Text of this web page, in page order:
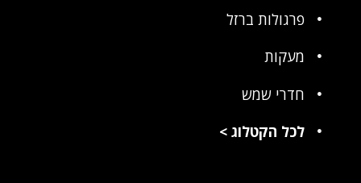
פרגולות ברזל
מעקות
חדרי שמש
לכל הקטלוג>